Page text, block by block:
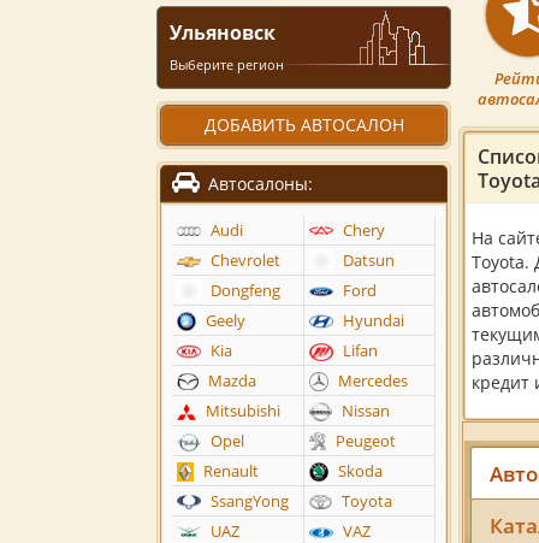
На
Toyota.
кредит
Ульяновск
Выберите регион
ДОБАВИТЬ АВТОСАЛОН
Автосалоны:
Audi
Chery
Chevrolet
Datsun
Dongfeng
Ford
Geely
Hyundai
Kia
Lifan
Mazda
Mercedes
Mitsubishi
Nissan
Opel
Peugeot
Renault
Skoda
SsangYong
Toyota
UAZ
VAZ